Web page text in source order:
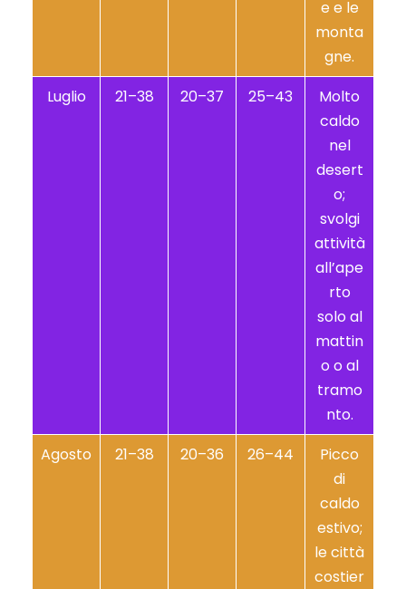
e e le
monta
gne.
Luglio
21–38 20–37 25–43
Molto
caldo
nel
desert
o;
svolgi
attività
all’ape
rto
solo al
mattin
o o al
tramo
nto.
Agosto
21–38 20–36 26–44
Picco
di
caldo
estivo;
le città
costier